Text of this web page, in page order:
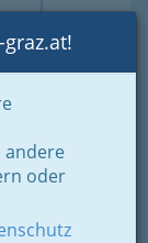
Toggle
andere
oder